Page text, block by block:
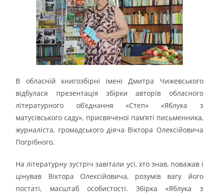
В обласній книгозбірні імені Дмитра Чижевського
відбулася презентація збірки авторів обласного
літературного об’єднання «Степ» «Яблука з
матусівського саду», присвяченої пам’яті письменника,
журналіста, громадського діяча Віктора Олексійовича
Погрібного.
На літературну зустріч завітали усі, хто знав, поважав і
цінував Віктора Олексійовича, розумів вагу його
постаті, масштаб особистості. Збірка «Яблука з